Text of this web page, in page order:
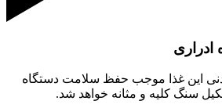
این غذا موجب حفظ سلامت دستگاه
سنگ کلیه و مثانه خواهد شد.